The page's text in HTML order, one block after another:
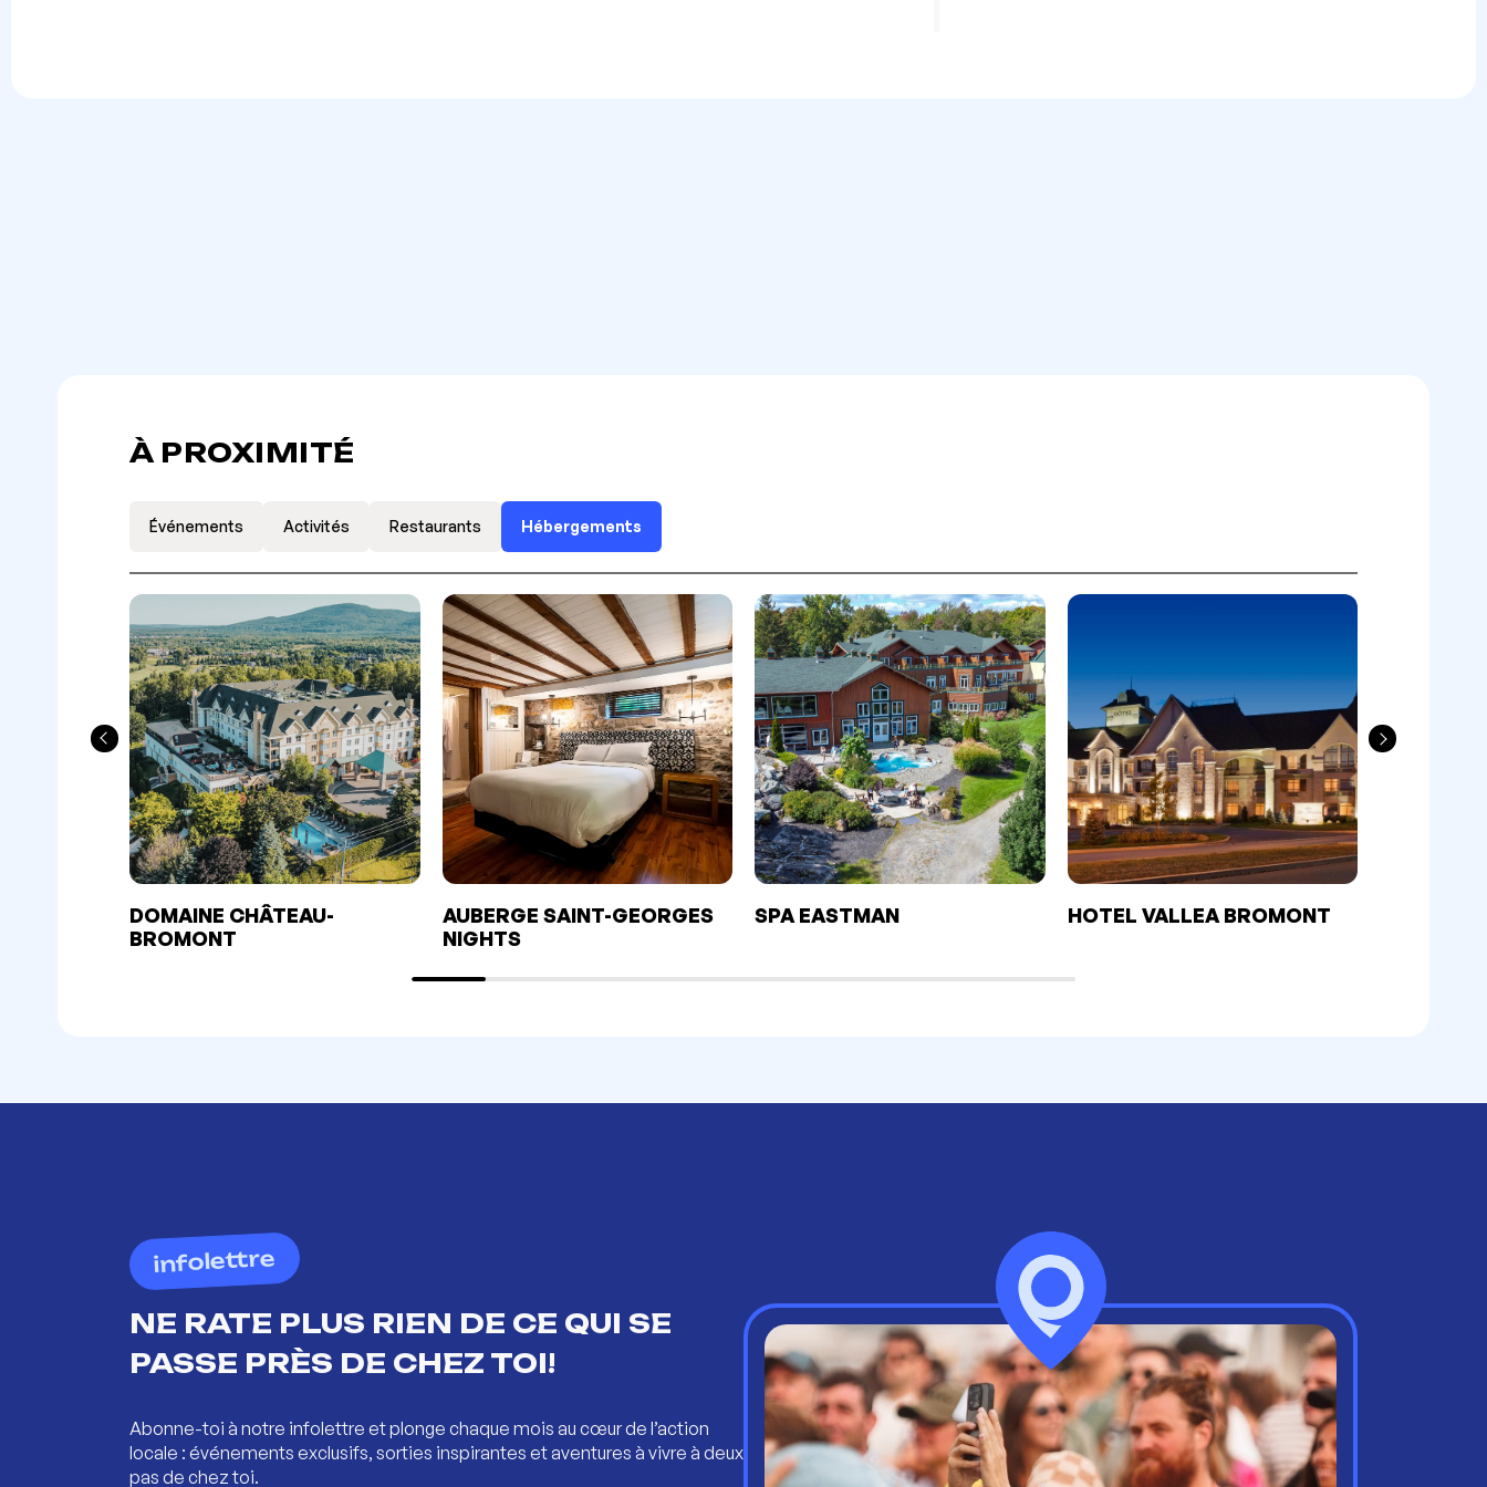
À PROXIMITÉ
Événements Activités Restaurants Hébergements
DOMAINE CHÂTEAU-
BROMONT
AUBERGE SAINT-GEORGES
NIGHTS
SPA EASTMAN HOTEL VALLEA BROMONT
infolettre
NE RATE PLUS RIEN DE CE QUI SE
PASSE PRÈS DE CHEZ TOI!
Abonne-toi à notre infolettre et plonge chaque mois au cœur de l’action
locale : événements exclusifs, sorties inspirantes et aventures à vivre à deux
pas de chez toi.